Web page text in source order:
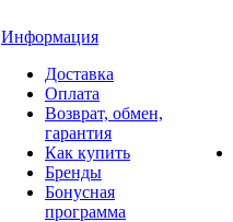
Информация
Доставка
Оплата
Возврат, обмен,
гарантия
Как купить
Бренды
Бонусная
программа